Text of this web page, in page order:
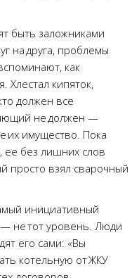
быть заложниками
на друга, проблемы
как
Хлестал кипяток,
должен все
не должен —
их имущество. Пока
ее без лишних слов
просто взял сварочный
инициативный
— не тот уровень. Люди
его сами: «Вы
котельную от ЖКУ